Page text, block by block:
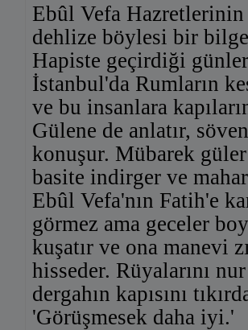
Ebûl Vefa Hazretlerinin
dehlize böylesi bir
Hapiste geçirdiği
İstanbul'da Rumların
ve bu insanlara
Gülene de anlatır,
konuşur. Mübarek
basite indirger ve
Ebûl Vefa'nın Fatih'e
görmez ama geceler
kuşatır ve ona manevi
hisseder. Rüyalarını
dergahın kapısını
'Görüşmesek daha iyi.'